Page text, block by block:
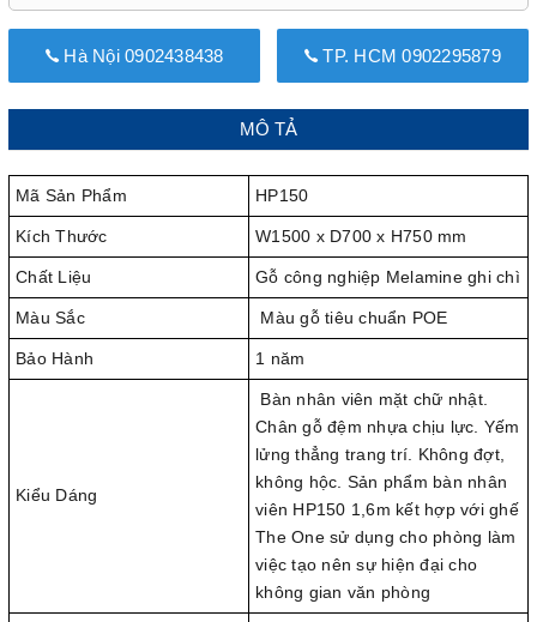
Hà Nội 0902438438 TP. HCM 0902295879
MÔ TẢ
Mã Sản Phẩm HP150
Kích Thước W1500 x D700 x H750 mm
Chất Liệu Gỗ công nghiệp Melamine ghi chì
Màu Sắc Màu gỗ tiêu chuẩn POE
Bảo Hành 1 năm
Kiểu Dáng
Bàn nhân viên mặt chữ nhật.
Chân gỗ đệm nhựa chịu lực. Yếm
lửng thẳng trang trí. Không đợt,
không hộc. Sản phẩm bàn nhân
viên HP150 1,6m kết hợp với ghế
The One sử dụng cho phòng làm
việc tạo nên sự hiện đại cho
không gian văn phòng